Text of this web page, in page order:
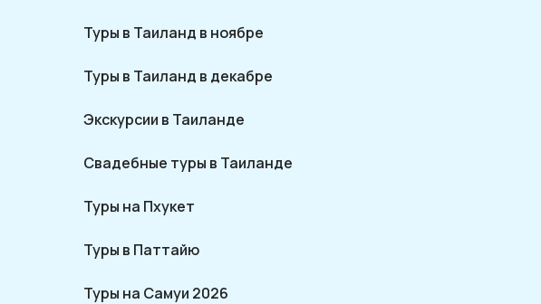
Туры в Таиланд в ноябре
Туры в Таиланд в декабре
Экскурсии в Таиланде
Свадебные туры в Таиланде
Туры на Пхукет
Туры в Паттайю
Туры на Самуи 2026